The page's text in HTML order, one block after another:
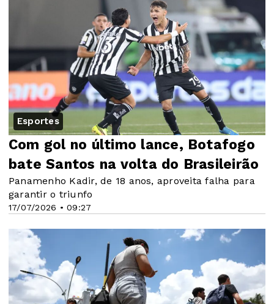
Esportes
17/07/2026 • 09:27
Com gol no último lance, Botafogo
bate Santos na volta do Brasileirão
Panamenho Kadir, de 18 anos, aproveita falha para
garantir o triunfo